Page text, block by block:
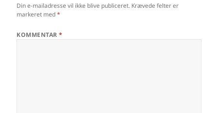
Din e-mailadresse vil ikke blive publiceret. Krævede felter er
markeret med*
KOMMENTAR*